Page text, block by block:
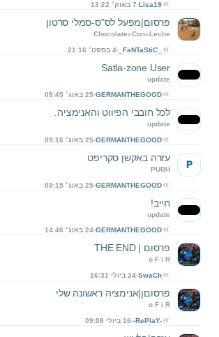
Lisa19 7 באוק׳ 13:22
פרסום|מפעל לס"ס-סמלי סרטון
Chocolate«Con»Leche
_FaNTaStiC_ 4 בספט׳ 21:16
Satla-zone User
update
GERMANTHEGOOD 25 באוג׳ 09:45
לכל חובבי הפיווט והאנימציה.
update
GERMANTHEGOOD 25 באוג׳ 09:16
עזרה באקשן סקריפט
PUBH
GERMANTHEGOOD 25 באוג׳ 09:15
P
חייב!
update
GERMANTHEGOOD 24 באוג׳ 14:46
פרסום | THE END
o F i R
SwaCh 24 ביולי 16:31
פרסוםן|אנימציה ראשונה שלי
o F i R
-RePlaY- 16 ביולי 09:08